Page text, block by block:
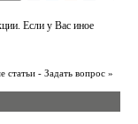
Если у Вас иное
статьи - Задать вопрос »